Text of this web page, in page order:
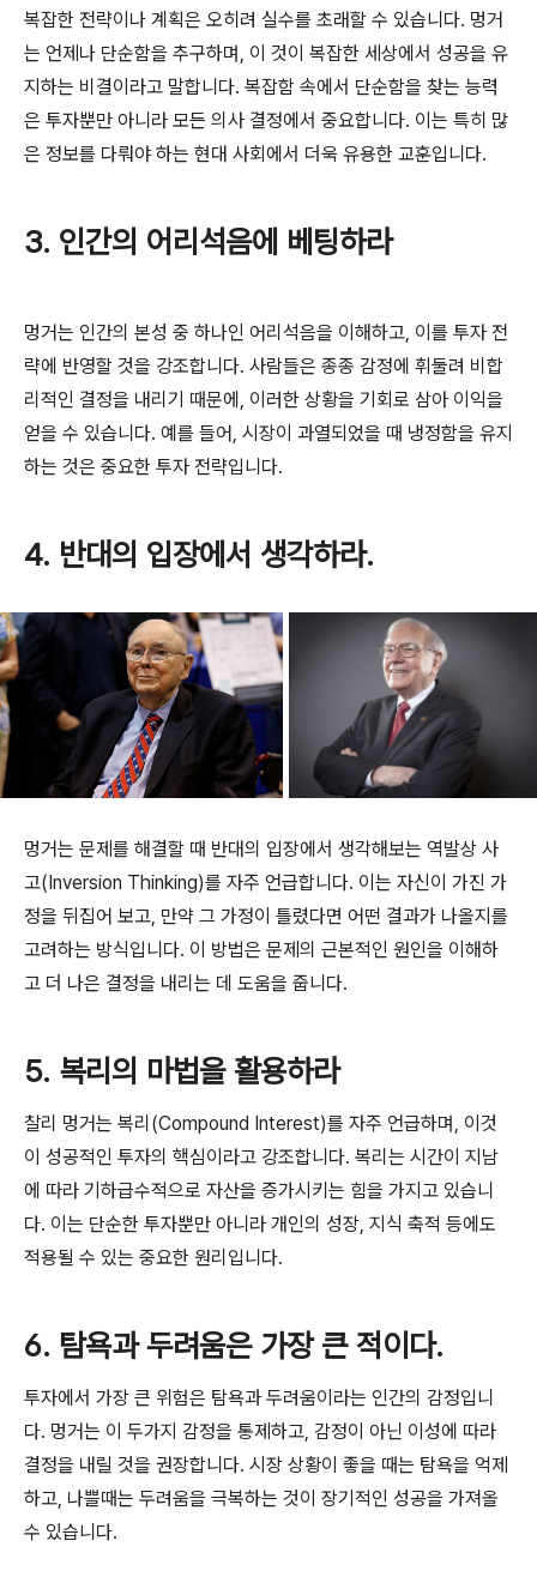
복잡한 전략이나 계획은 오히려 실수를 초래할 수 있습니다. 멍거
는 언제나 단순함을 추구하며, 이 것이 복잡한 세상에서 성공을 유
지하는 비결이라고 말합니다. 복잡함 속에서 단순함을 찾는 능력
은 투자뿐만 아니라 모든 의사 결정에서 중요합니다. 이는 특히 많
은 정보를 다뤄야 하는 현대 사회에서 더욱 유용한 교훈입니다.
3. 인간의 어리석음에 베팅하라
멍거는 인간의 본성 중 하나인 어리석음을 이해하고, 이를 투자 전
략에 반영할 것을 강조합니다. 사람들은 종종 감정에 휘둘려 비합
리적인 결정을 내리기 때문에, 이러한 상황을 기회로 삼아 이익을
얻을 수 있습니다. 예를 들어, 시장이 과열되었을 때 냉정함을 유지
하는 것은 중요한 투자 전략입니다.
4. 반대의 입장에서 생각하라.
멍거는 문제를 해결할 때 반대의 입장에서 생각해보는 역발상 사
고(Inversion Thinking)를 자주 언급합니다. 이는 자신이 가진 가
정을 뒤집어 보고, 만약 그 가정이 틀렸다면 어떤 결과가 나올지를
고려하는 방식입니다. 이 방법은 문제의 근본적인 원인을 이해하
고 더 나은 결정을 내리는 데 도움을 줍니다.
5. 복리의 마법을 활용하라
찰리 멍거는 복리(Compound Interest)를 자주 언급하며, 이것
이 성공적인 투자의 핵심이라고 강조합니다. 복리는 시간이 지남
에 따라 기하급수적으로 자산을 증가시키는 힘을 가지고 있습니
다. 이는 단순한 투자뿐만 아니라 개인의 성장, 지식 축적 등에도
적용될 수 있는 중요한 원리입니다.
6. 탐욕과 두려움은 가장 큰 적이다.
투자에서 가장 큰 위험은 탐욕과 두려움이라는 인간의 감정입니
다. 멍거는 이 두가지 감정을 통제하고, 감정이 아닌 이성에 따라
결정을 내릴 것을 권장합니다. 시장 상황이 좋을 때는 탐욕을 억제
하고, 나쁠때는 두려움을 극복하는 것이 장기적인 성공을 가져올
수 있습니다.